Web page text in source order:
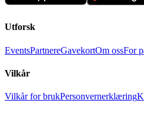
Utforsk
EventsPartnereGavekortOm ossFor
Vilkår
Vilkår for brukPersonvernerklæring